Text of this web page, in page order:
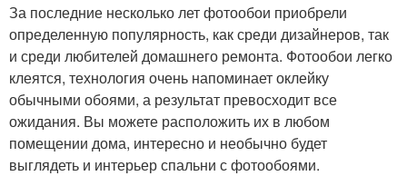
За последние несколько лет фотообои приобрели
определенную популярность, как среди дизайнеров, так
и среди любителей домашнего ремонта. Фотообои легко
клеятся, технология очень напоминает оклейку
обычными обоями, а результат превосходит все
ожидания. Вы можете расположить их в любом
помещении дома, интересно и необычно будет
выглядеть и интерьер спальни с фотообоями.